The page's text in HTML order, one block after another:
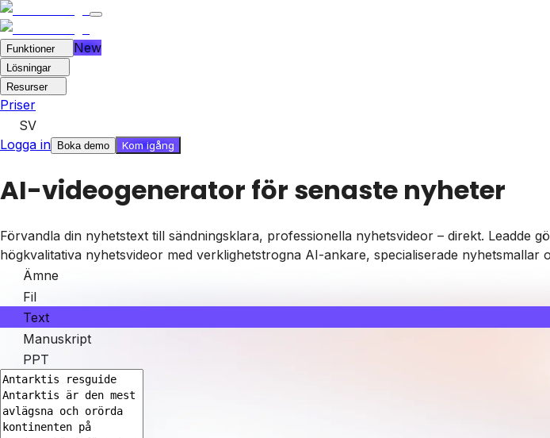
Funktioner New
Lösningar
Resurser
Priser
SV
Logga in
Boka demo Kom igång
AI-videogenerator för senaste nyheter
Förvandla din nyhetstext till sändningsklara, professionella nyhetsvideor – direkt.
högkvalitativa nyhetsvideor med verklighetstrogna AI-ankare, specialiserade
Ämne
Fil
Text
Manuskript
PPT